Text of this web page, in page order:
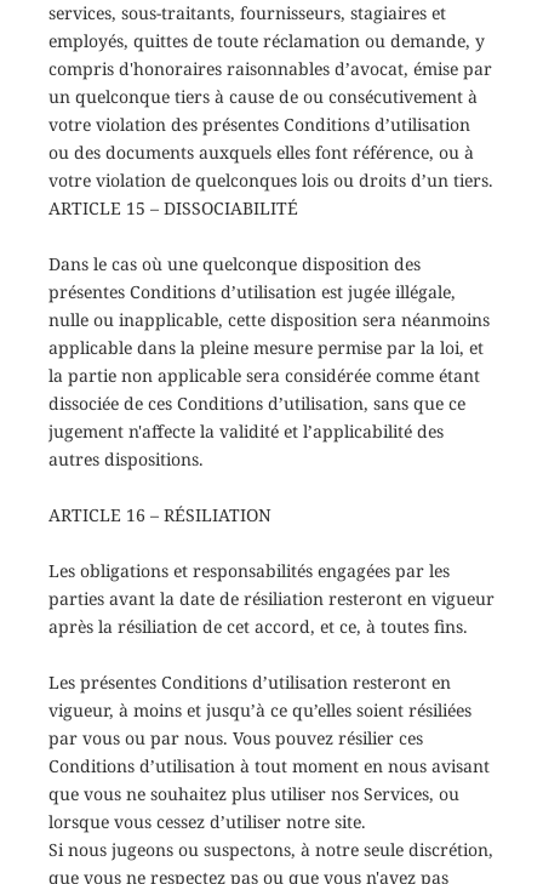
services, sous-traitants, fournisseurs, stagiaires et
employés, quittes de toute réclamation ou demande, y
compris d'honoraires raisonnables d’avocat, émise par
un quelconque tiers à cause de ou consécutivement à
votre violation des présentes Conditions d’utilisation
ou des documents auxquels elles font référence, ou à
votre violation de quelconques lois ou droits d’un tiers.
ARTICLE 15 – DISSOCIABILITÉ
Dans le cas où une quelconque disposition des
présentes Conditions d’utilisation est jugée illégale,
nulle ou inapplicable, cette disposition sera néanmoins
applicable dans la pleine mesure permise par la loi, et
la partie non applicable sera considérée comme étant
dissociée de ces Conditions d’utilisation, sans que ce
jugement n'affecte la validité et l’applicabilité des
autres dispositions.
ARTICLE 16 – RÉSILIATION
Les obligations et responsabilités engagées par les
parties avant la date de résiliation resteront en vigueur
après la résiliation de cet accord, et ce, à toutes fins.
Les présentes Conditions d’utilisation resteront en
vigueur, à moins et jusqu’à ce qu’elles soient résiliées
par vous ou par nous. Vous pouvez résilier ces
Conditions d’utilisation à tout moment en nous avisant
que vous ne souhaitez plus utiliser nos Services, ou
lorsque vous cessez d’utiliser notre site.
Si nous jugeons ou suspectons, à notre seule discrétion,
que vous ne respectez pas ou que vous n'avez pas